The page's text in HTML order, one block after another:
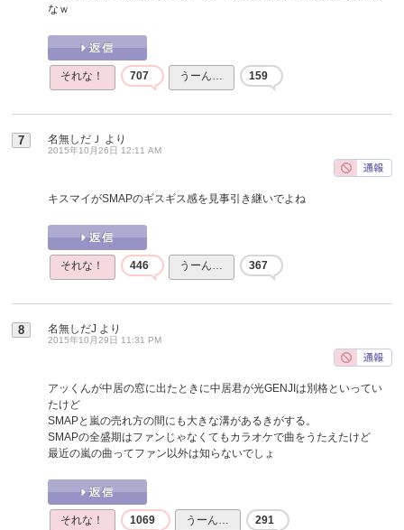
なｗ
それな！ 707 うーん… 159
7 名無しだＪ より
2015年10月26日 12:11 AM
キスマイがSMAPのギスギス感を見事引き継いでよね
それな！ 446 うーん… 367
8 名無しだJ より
2015年10月29日 11:31 PM
アッくんが中居の窓に出たときに中居君が光GENJIは別格といってい
たけど
SMAPと嵐の売れ方の間にも大きな溝があるきがする。
SMAPの全盛期はファンじゃなくてもカラオケで曲をうたえたけど
最近の嵐の曲ってファン以外は知らないでしょ
それな！ 1069 うーん… 291